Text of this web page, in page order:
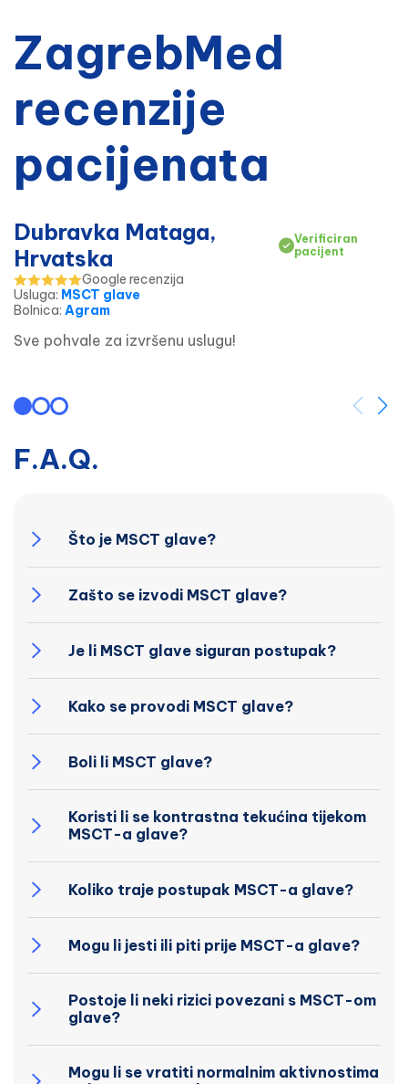
ZagrebMed
recenzije
pacijenata
Dubravka Mataga,
Hrvatska
Verificiran
pacijent
Google recenzija
Usluga: MSCT glave
Bolnica: Agram
Sve pohvale za izvršenu uslugu!
F.A.Q.
Što je MSCT glave?
Zašto se izvodi MSCT glave?
Je li MSCT glave siguran postupak?
Kako se provodi MSCT glave?
Boli li MSCT glave?
Koristi li se kontrastna tekućina tijekom
MSCT-a glave?
Koliko traje postupak MSCT-a glave?
Mogu li jesti ili piti prije MSCT-a glave?
Postoje li neki rizici povezani s MSCT-om
glave?
Mogu li se vratiti normalnim aktivnostima